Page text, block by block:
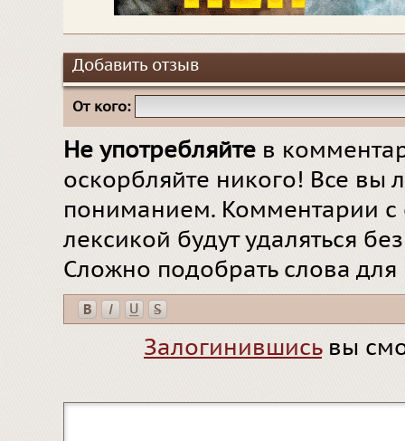
Добавить отзыв
От кого:
Не употребляйте в
оскорбляйте никого! Все вы
пониманием. Комментарии
лексикой будут удаляться
Сложно подобрать слова
Залогинившисьвы